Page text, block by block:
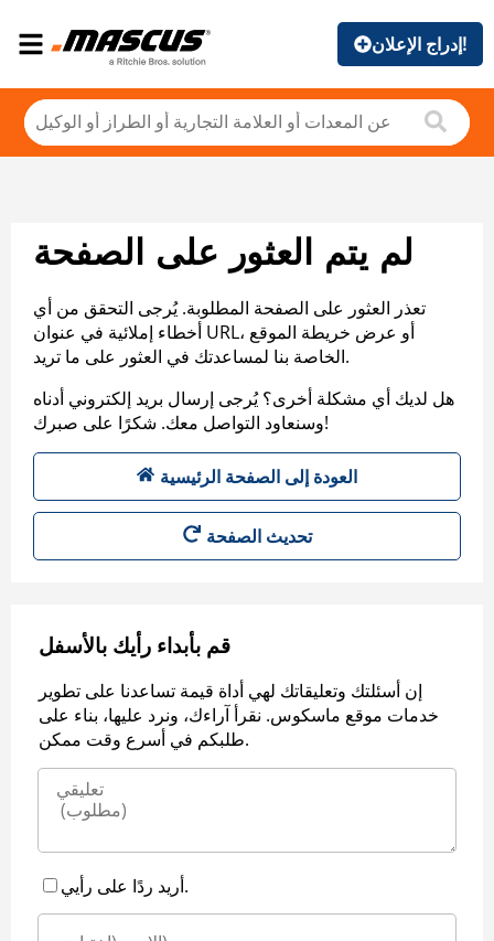
إدراج الإعلان!
لم يتم العثور على الصفحة
تعذر العثور على الصفحة المطلوبة. يُرجى التحقق من أي
أخطاء إملائية في عنوان URL، أو عرض خريطة الموقع
الخاصة بنا لمساعدتك في العثور على ما تريد.
هل لديك أي مشكلة أخرى؟ يُرجى إرسال بريد إلكتروني أدناه
وسنعاود التواصل معك. شكرًا على صبرك!
العودة إلى الصفحة الرئيسية
تحديث الصفحة
قم بأبداء رأيك بالأسفل
إن أسئلتك وتعليقاتك لهي أداة قيمة تساعدنا على تطوير
خدمات موقع ماسكوس. نقرأ آراءك، ونرد عليها، بناء على
طلبكم في أسرع وقت ممكن.
أريد ردًا على رأيي.